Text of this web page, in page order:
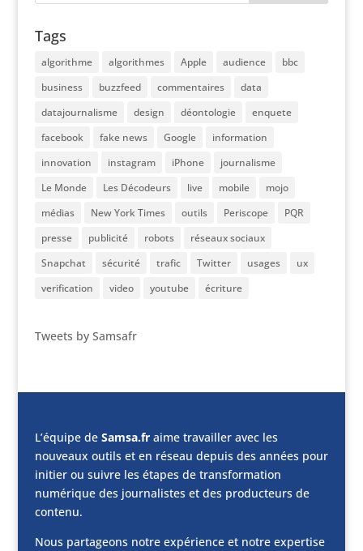
Tags
algorithme algorithmes Apple audience
bbc
business
buzzfeed commentaires
data
datajournalisme
design déontologie
enquete
facebook
fake news Google
information
innovation
instagram iPhone
journalisme
Le Monde
Les Décodeurs live mobile
mojo
médias
New York Times outils Periscope
PQR
presse
publicité robots
réseaux sociaux
Snapchat
sécurité trafic Twitter usages
ux
verification
video youtube écriture
Tweets by Samsafr
L’équipe de Samsa.fraime travailler avec les
nouveaux outils et en réseau depuis des années pour
initier ou suivre les étapes de transformation
numérique des journalistes et des producteurs de
contenu.
Nous partageons notre expérience et notre expertise